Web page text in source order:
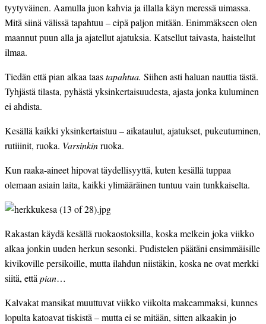
tyytyväinen. Aamulla juon kahvia ja illalla käyn meressä uimassa.
Mitä siinä välissä tapahtuu – eipä paljon mitään. Enimmäkseen olen
maannut puun alla ja ajatellut ajatuksia. Katsellut taivasta, haistellut
ilmaa.
Tiedän että pian alkaa taas tapahtua. Siihen asti haluan nauttia tästä.
Tyhjästä tilasta, pyhästä yksinkertaisuudesta, ajasta jonka kuluminen
ei ahdista.
Kesällä kaikki yksinkertaistuu – aikataulut, ajatukset, pukeutuminen,
rutiiinit, ruoka. Varsinkin ruoka.
Kun raaka-aineet hipovat täydellisyyttä, kuten kesällä tuppaa
olemaan asiain laita, kaikki ylimääräinen tuntuu vain tunkkaiselta.
Rakastan käydä kesällä ruokaostoksilla, koska melkein joka viikko
alkaa jonkin uuden herkun sesonki. Pudistelen päätäni ensimmäisille
kivikoville persikoille, mutta ilahdun niistäkin, koska ne ovat merkki
siitä, että pian…
Kalvakat mansikat muuttuvat viikko viikolta makeammaksi, kunnes
lopulta katoavat tiskistä – mutta ei se mitään, sitten alkaakin jo